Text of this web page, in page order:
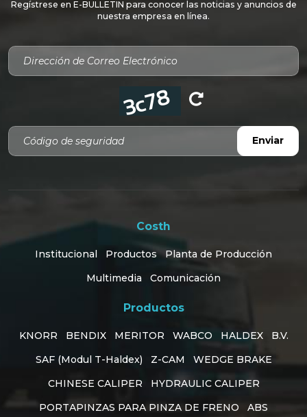
Regístrese en E-BULLETIN para conocer las noticias y anuncios de
nuestra empresa en línea.
Código de seguridad
Enviar
Costh
Institucional Productos
Planta de Producción
Multimedia
Comunicación
Productos
KNORR BENDIX MERITOR WABCO HALDEX
B.V.
SAF (Modul T-Haldex)
Z-CAM
WEDGE BRAKE
CHINESE CALIPER
HYDRAULIC CALIPER
PORTAPINZAS PARA PINZA DE FRENO
ABS